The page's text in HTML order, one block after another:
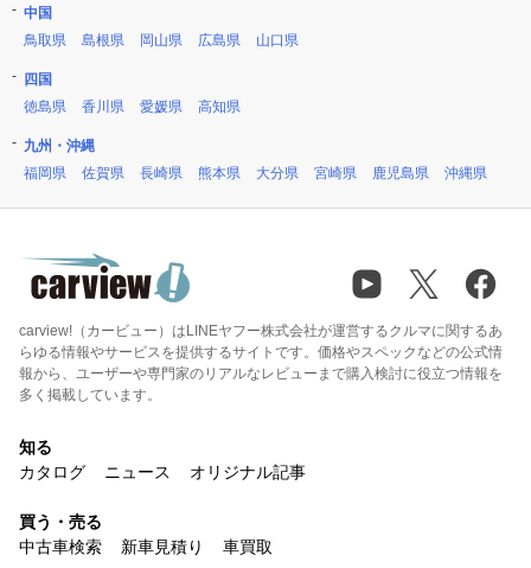
中国
鳥取県
島根県 岡山県 広島県 山口県
四国
徳島県
香川県 愛媛県 高知県
九州・沖縄
福岡県
佐賀県 長崎県 熊本県 大分県 宮崎県 鹿児島県 沖縄県
carview!（カービュー）はLINEヤフー株式会社が運営するクルマに関するあ
らゆる情報やサービスを提供するサイトです。価格やスペックなどの公式情
報から、ユーザーや専門家のリアルなレビューまで購入検討に役立つ情報を
多く掲載しています。
知る
カタログ
ニュース オリジナル記事
買う・売る
中古車検索
新車見積り 車買取